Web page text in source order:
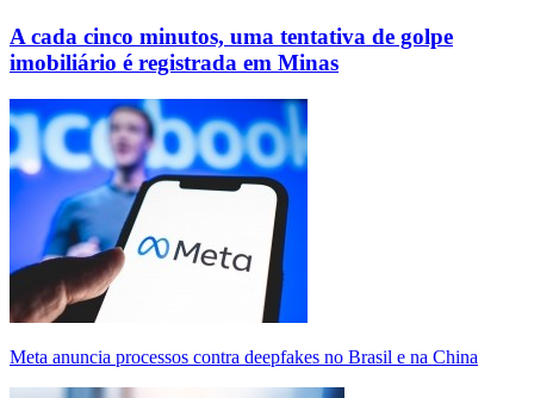
A cada cinco minutos, uma tentativa de golpe
imobiliário é registrada em Minas
Meta anuncia processos contra deepfakes no Brasil e na China